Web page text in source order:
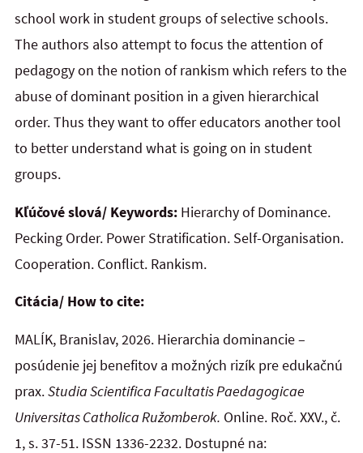
school work in student groups of selective schools.
The authors also attempt to focus the attention of
pedagogy on the notion of rankism which refers to the
abuse of dominant position in a given hierarchical
order. Thus they want to offer educators another tool
to better understand what is going on in student
groups.
Kľúčové slová/ Keywords: Hierarchy of Dominance.
Pecking Order. Power Stratification. Self-Organisation.
Cooperation. Conflict. Rankism.
Citácia/ How to cite:
MALÍK, Branislav, 2026. Hierarchia dominancie –
posúdenie jej benefitov a možných rizík pre edukačnú
prax.Studia Scientifica Facultatis Paedagogicae
Universitas Catholica Ružomberok. Online. Roč. XXV., č.
1, s. 37-51. ISSN 1336-2232. Dostupné na: